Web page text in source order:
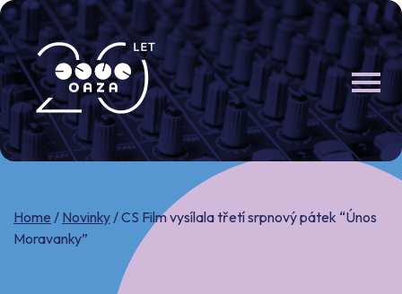
Skip
to
content
Home / Novinky/CS Film vysílala třetí srpnový pátek “Únos
Moravanky”